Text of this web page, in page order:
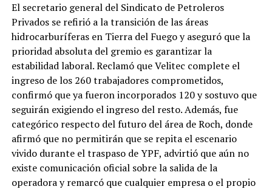
El secretario general del Sindicato de Petroleros
Privados se refirió a la transición de las áreas
hidrocarburíferas en Tierra del Fuego y aseguró que la
prioridad absoluta del gremio es garantizar la
estabilidad laboral. Reclamó que Velitec complete el
ingreso de los 260 trabajadores comprometidos,
confirmó que ya fueron incorporados 120 y sostuvo que
seguirán exigiendo el ingreso del resto. Además, fue
categórico respecto del futuro del área de Roch, donde
afirmó que no permitirán que se repita el escenario
vivido durante el traspaso de YPF, advirtió que aún no
existe comunicación oficial sobre la salida de la
operadora y remarcó que cualquier empresa o el propio